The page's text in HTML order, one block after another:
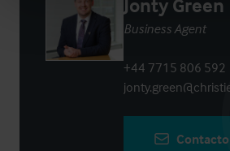
Jonty Green
Business Agent
+44 7715 806 592
Contacto